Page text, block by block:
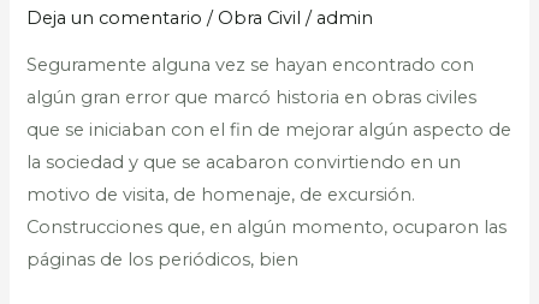
Deja un comentario / Obra Civil / admin
Seguramente alguna vez se hayan encontrado con
algún gran error que marcó historia en obras civiles
que se iniciaban con el fin de mejorar algún aspecto de
la sociedad y que se acabaron convirtiendo en un
motivo de visita, de homenaje, de excursión.
Construcciones que, en algún momento, ocuparon las
páginas de los periódicos, bien
obras
civiles